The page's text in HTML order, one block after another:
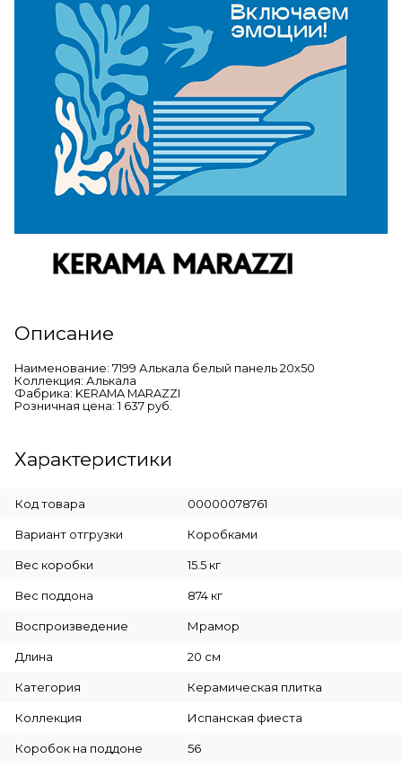
Описание
Наименование: 7199 Алькала белый панель 20х50
Коллекция: Алькала
Фабрика: KERAMA MARAZZI
Розничная цена: 1 637 руб.
Характеристики
Код товара 00000078761
Вариант отгрузки Коробками
Вес коробки 15.5 кг
Вес поддона 874 кг
Воспроизведение Мрамор
Длина 20 см
Категория Керамическая плитка
Коллекция Испанская фиеста
Коробок на поддоне 56